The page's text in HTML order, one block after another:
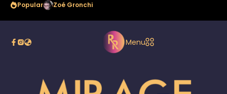
Popular Cie NOEM’S
Menu